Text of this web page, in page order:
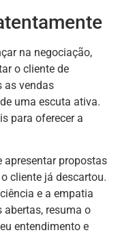
na negociação,
o cliente de
as vendas
uma escuta ativa.
para oferecer a
apresentar propostas
cliente já descartou.
e a empatia
abertas, resuma o
entendimento e